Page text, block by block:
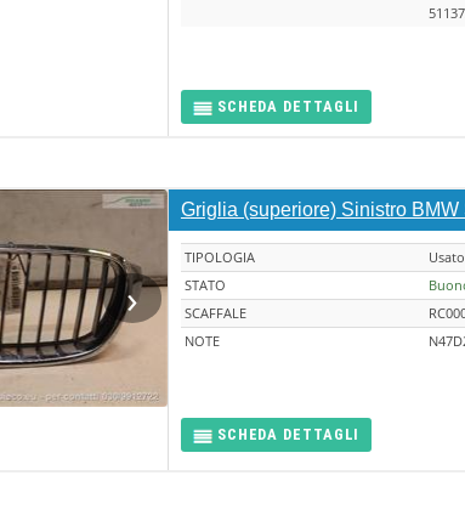
SCHEDA DETTAGLI
›
Griglia (superiore) Sinistro BMW
TIPOLOGIA
Usato
STATO
SCAFFALE
NOTE
SCHEDA DETTAGLI